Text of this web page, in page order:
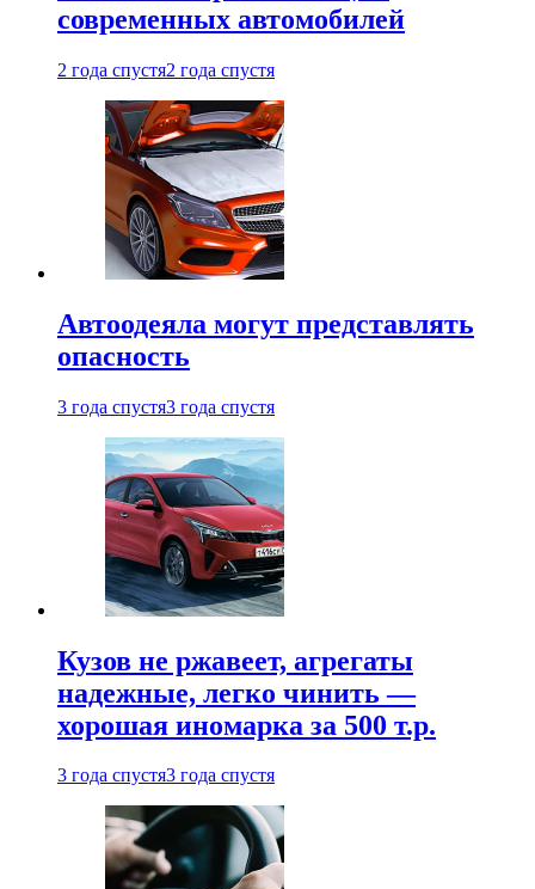
современных автомобилей
2 года спустя2 года спустя
Автоодеяла могут представлять
опасность
3 года спустя3 года спустя
Кузов не ржавеет, агрегаты
надежные, легко чинить —
хорошая иномарка за 500 т.р.
3 года спустя3 года спустя